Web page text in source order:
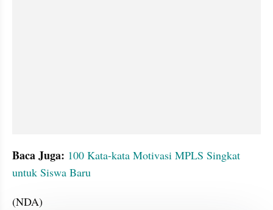
Baca Juga: 100 Kata-kata Motivasi MPLS Singkat
untuk Siswa Baru
(NDA)